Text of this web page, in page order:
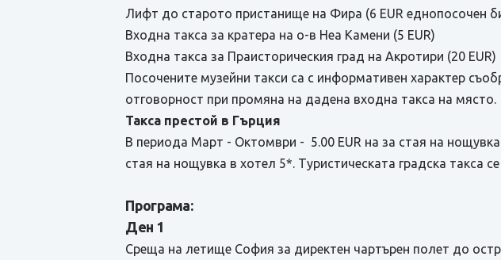
Лифт до старото пристанище на Фира (6 EUR еднопосочен
Входна такса за кратера на о-в Неа Камени (5 EUR)
Входна такса за Праисторическия град на Акротири (20 EUR)
Посочените музейни такси са с информативен характер
отговорност при промяна на дадена входна такса на място.
Такса престой в Гърция
В периода Март - Октомври - 5.00 EUR на за стая на
стая на нощувка в хотел 5*. Туристическата градска такса
Програма:
Ден 1
Среща на летище София за директен чартърен полет до